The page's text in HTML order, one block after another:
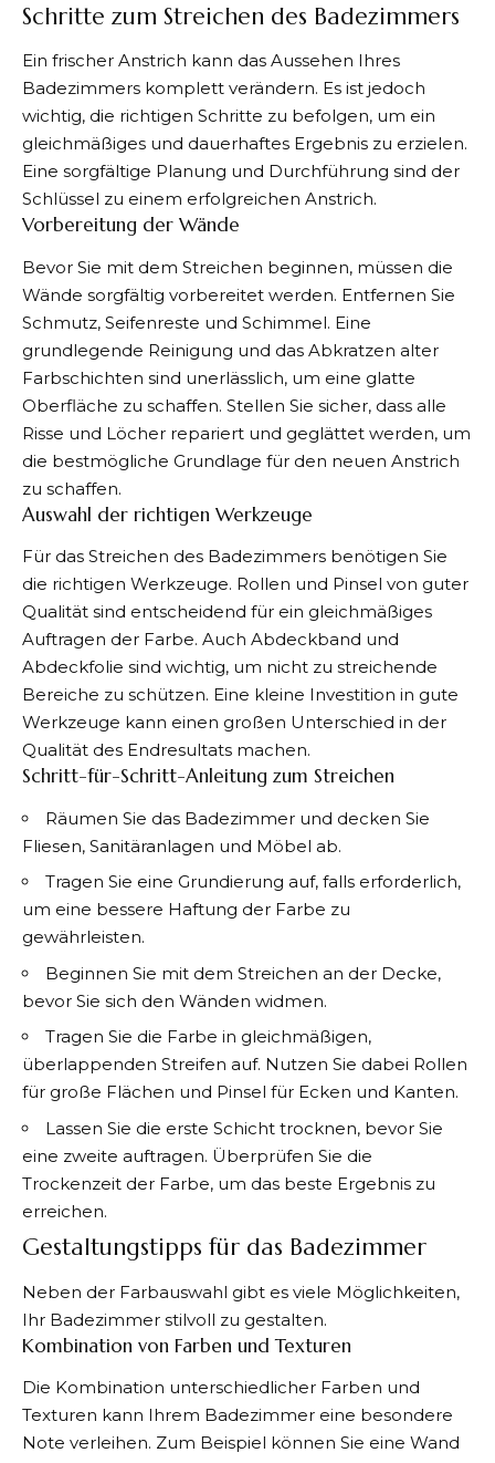
Schritte zum Streichen des Badezimmers
Ein frischer Anstrich kann das Aussehen Ihres
Badezimmers komplett verändern. Es ist jedoch
wichtig, die richtigen Schritte zu befolgen, um ein
gleichmäßiges und dauerhaftes Ergebnis zu erzielen.
Eine sorgfältige Planung und Durchführung sind der
Schlüssel zu einem erfolgreichen Anstrich.
Vorbereitung der Wände
Bevor Sie mit dem Streichen beginnen, müssen die
Wände sorgfältig vorbereitet werden. Entfernen Sie
Schmutz, Seifenreste und Schimmel. Eine
grundlegende Reinigung und das Abkratzen alter
Farbschichten sind unerlässlich, um eine glatte
Oberfläche zu schaffen. Stellen Sie sicher, dass alle
Risse und Löcher repariert und geglättet werden, um
die bestmögliche Grundlage für den neuen Anstrich
zu schaffen.
Auswahl der richtigen Werkzeuge
Für das Streichen des Badezimmers benötigen Sie
die richtigen Werkzeuge. Rollen und Pinsel von guter
Qualität sind entscheidend für ein gleichmäßiges
Auftragen der Farbe. Auch Abdeckband und
Abdeckfolie sind wichtig, um nicht zu streichende
Bereiche zu schützen. Eine kleine Investition in gute
Werkzeuge kann einen großen Unterschied in der
Qualität des Endresultats machen.
Schritt-für-Schritt-Anleitung zum Streichen
Räumen Sie das Badezimmer und decken Sie
Fliesen, Sanitäranlagen und Möbel ab.
Tragen Sie eine Grundierung auf, falls erforderlich,
um eine bessere Haftung der Farbe zu
gewährleisten.
Beginnen Sie mit dem Streichen an der Decke,
bevor Sie sich den Wänden widmen.
Tragen Sie die Farbe in gleichmäßigen,
überlappenden Streifen auf. Nutzen Sie dabei Rollen
für große Flächen und Pinsel für Ecken und Kanten.
Lassen Sie die erste Schicht trocknen, bevor Sie
eine zweite auftragen. Überprüfen Sie die
Trockenzeit der Farbe, um das beste Ergebnis zu
erreichen.
Gestaltungstipps für das Badezimmer
Neben der Farbauswahl gibt es viele Möglichkeiten,
Ihr Badezimmer stilvoll zu gestalten.
Kombination von Farben und Texturen
Die Kombination unterschiedlicher Farben und
Texturen kann Ihrem Badezimmer eine besondere
Note verleihen. Zum Beispiel können Sie eine Wand